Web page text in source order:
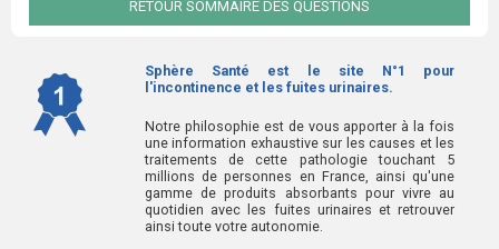
RETOUR SOMMAIRE DES QUESTIONS
Sphère Santé est le site N°1 pour
l'incontinence et les fuites urinaires.
Notre philosophie est de vous apporter à la fois
une information exhaustive sur les causes et les
traitements de cette pathologie touchant 5
millions de personnes en France, ainsi qu'une
gamme de produits absorbants pour vivre au
quotidien avec les fuites urinaires et retrouver
ainsi toute votre autonomie.